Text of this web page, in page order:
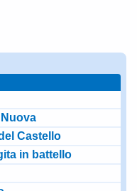
Castello
in battello